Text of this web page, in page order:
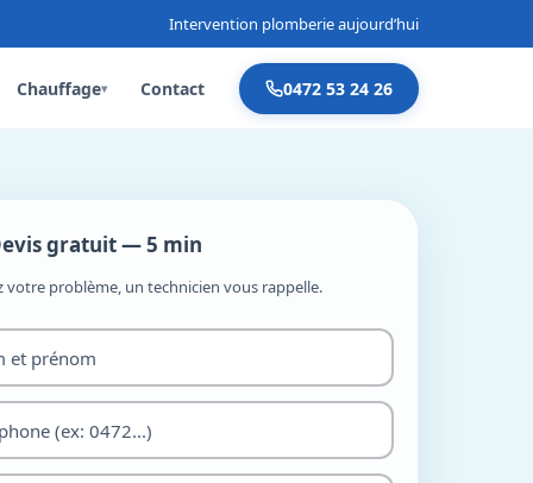
Intervention plomberie aujourd’hui
Chauffage▾ Contact 0472 53 24 26
gratuit — 5 min
votre problème, un technicien vous rappelle.